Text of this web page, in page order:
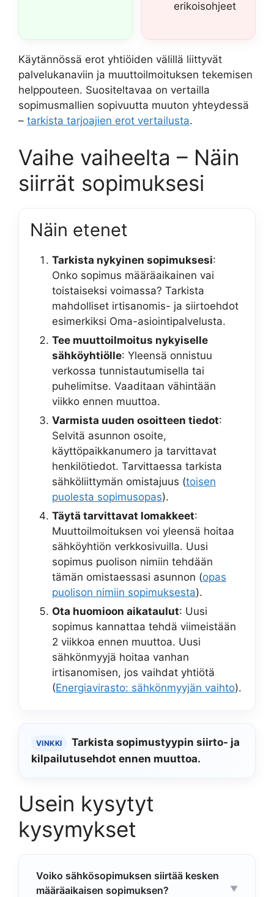
erikoisohjeet
Käytännössä erot yhtiöiden välillä liittyvät
palvelukanaviin ja muuttoilmoituksen tekemisen
helppouteen. Suositeltavaa on vertailla
sopimusmallien sopivuutta muuton yhteydessä
– tarkista tarjoajien erot vertailusta.
Vaihe vaiheelta – Näin
siirrät sopimuksesi
Näin etenet
Tarkista nykyinen sopimuksesi:
Onko sopimus määräaikainen vai
toistaiseksi voimassa? Tarkista
mahdolliset irtisanomis- ja siirtoehdot
esimerkiksi Oma-asiointipalvelusta.
Tee muuttoilmoitus nykyiselle
sähköyhtiölle: Yleensä onnistuu
verkossa tunnistautumisella tai
puhelimitse. Vaaditaan vähintään
viikko ennen muuttoa.
Varmista uuden osoitteen tiedot:
Selvitä asunnon osoite,
käyttöpaikkanumero ja tarvittavat
henkilötiedot. Tarvittaessa tarkista
sähköliittymän omistajuus (toisen
puolesta sopimusopas).
Täytä tarvittavat lomakkeet:
Muuttoilmoituksen voi yleensä hoitaa
sähköyhtiön verkkosivuilla. Uusi
sopimus puolison nimiin tehdään
tämän omistaessasi asunnon (opas
puolison nimiin sopimuksesta).
Ota huomioon aikataulut: Uusi
sopimus kannattaa tehdä viimeistään
2 viikkoa ennen muuttoa. Uusi
sähkönmyyjä hoitaa vanhan
irtisanomisen, jos vaihdat yhtiötä
(Energiavirasto: sähkönmyyjän vaihto).
VINKKI
Tarkista sopimustyypin siirto- ja
kilpailutusehdot ennen muuttoa.
Usein kysytyt
kysymykset
Voiko sähkösopimuksen siirtää kesken
määräaikaisen sopimuksen?